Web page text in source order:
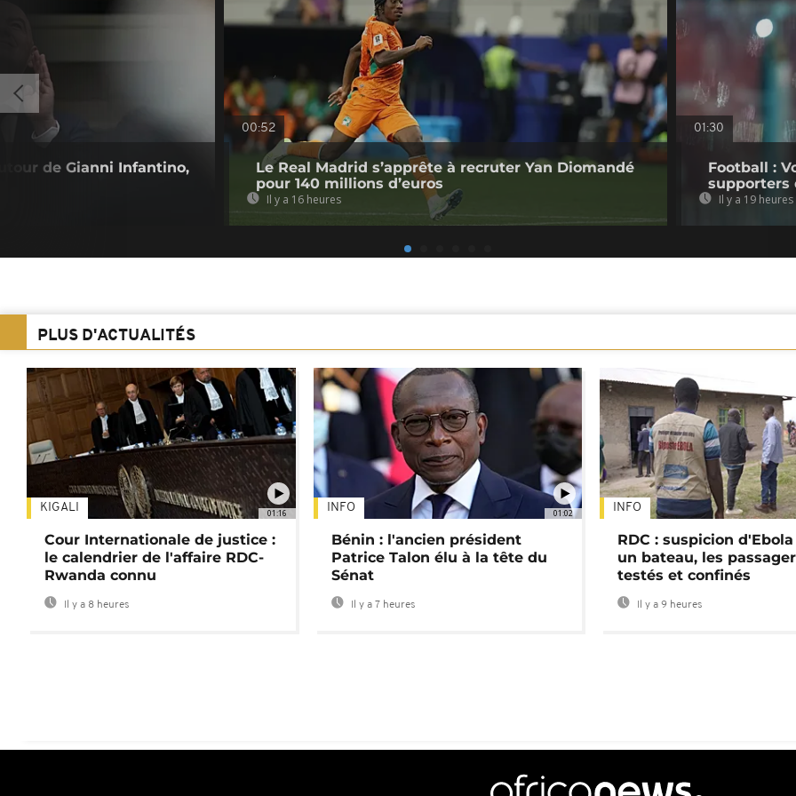
de Gianni Infantino,
00:52
Le Real Madrid s’apprête à recruter Yan Diomandé
pour 140 millions d’euros
Il y a 16 heures
01:30
Football :
supporters
Il y a 19 heures
PLUS D'ACTUALITÉS
01:16
KIGALI
Cour Internationale de justice :
le calendrier de l'affaire RDC-
Rwanda connu
Il y a 8 heures
01:02
INFO
Bénin : l'ancien président
Patrice Talon élu à la tête du
Sénat
Il y a 7 heures
INFO
RDC : suspicion
un bateau, les
testés et confinés
Il y a 9 heures